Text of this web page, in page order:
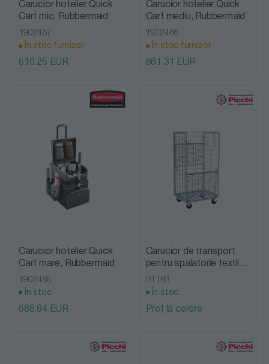
Carucior hotelier Quick
Cart mic, Rubbermaid
1902467
În stoc furnizor
610.25 EUR
Carucior hotelier Quick
Cart mediu, Rubbermaid
1902466
În stoc furnizor
661.31 EUR
Carucior hotelier Quick
Cart mare, Rubbermaid
1902465
În stoc
686.84 EUR
Carucior de transport
pentru spalatorie textila
T25, Picchi
B1163
În stoc
Preț la cerere